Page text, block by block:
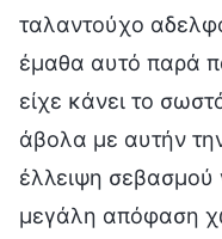
ταλαντούχο
έμαθα αυτό παρά
είχε κάνει το
άβολα με αυτήν
έλλειψη σεβασμού
μεγάλη απόφαση